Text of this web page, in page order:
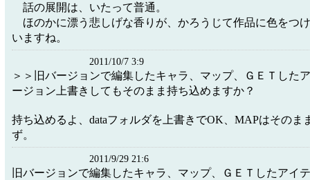
話の展開は、いたって普通。
ほのかに漂う悲しげな香りが、かろうじて作品に色をつ
いますね。
2011/10/7 3:9
＞＞旧バージョンで編集したキャラ、マップ、ＧＥＴした
ージョン上書きしてもそのまま持ち込めますか？
持ち込めるよ、dataフォルダを上書きでOK、MAPはそのま
ず。
2011/9/29 21:6
旧バージョンで編集したキャラ、マップ、ＧＥＴしたアイ